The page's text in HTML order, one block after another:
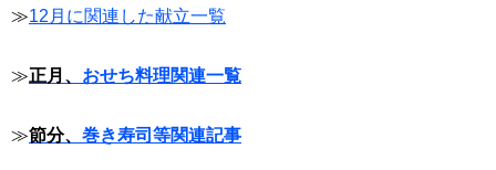
≫12月に関連した献立一覧
≫正月、 おせち料理関連一覧
≫節分、 巻き寿司等関連記事